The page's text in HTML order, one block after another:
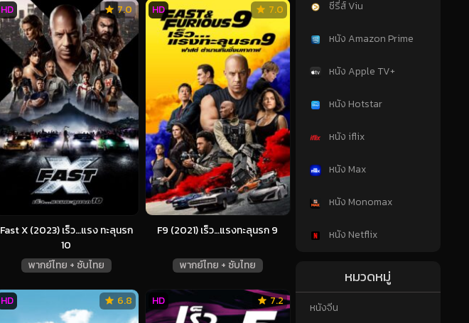
Fast X (2023) เร็ว…แรง ทะลุนรก
10
พากย์ไทย + ซับไทย
7.0
HD
F9 (2021) เร็ว…แรงทะลุนรก 9
พากย์ไทย + ซับไทย
7.0
HD
6.8
HD 7.2
HD
ซีรี่ส์ Viu
หนัง Amazon Prime
หนัง Apple TV+
หนัง Hotstar
หนัง iflix
หนัง Max
หนัง Monomax
หนัง Netflix
หมวดหมู่
หนังจีน